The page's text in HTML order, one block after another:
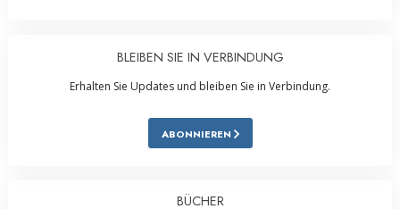
BLEIBEN SIE IN VERBINDUNG
Erhalten Sie Updates und bleiben Sie in Verbindung.
ABONNIEREN
BÜCHER